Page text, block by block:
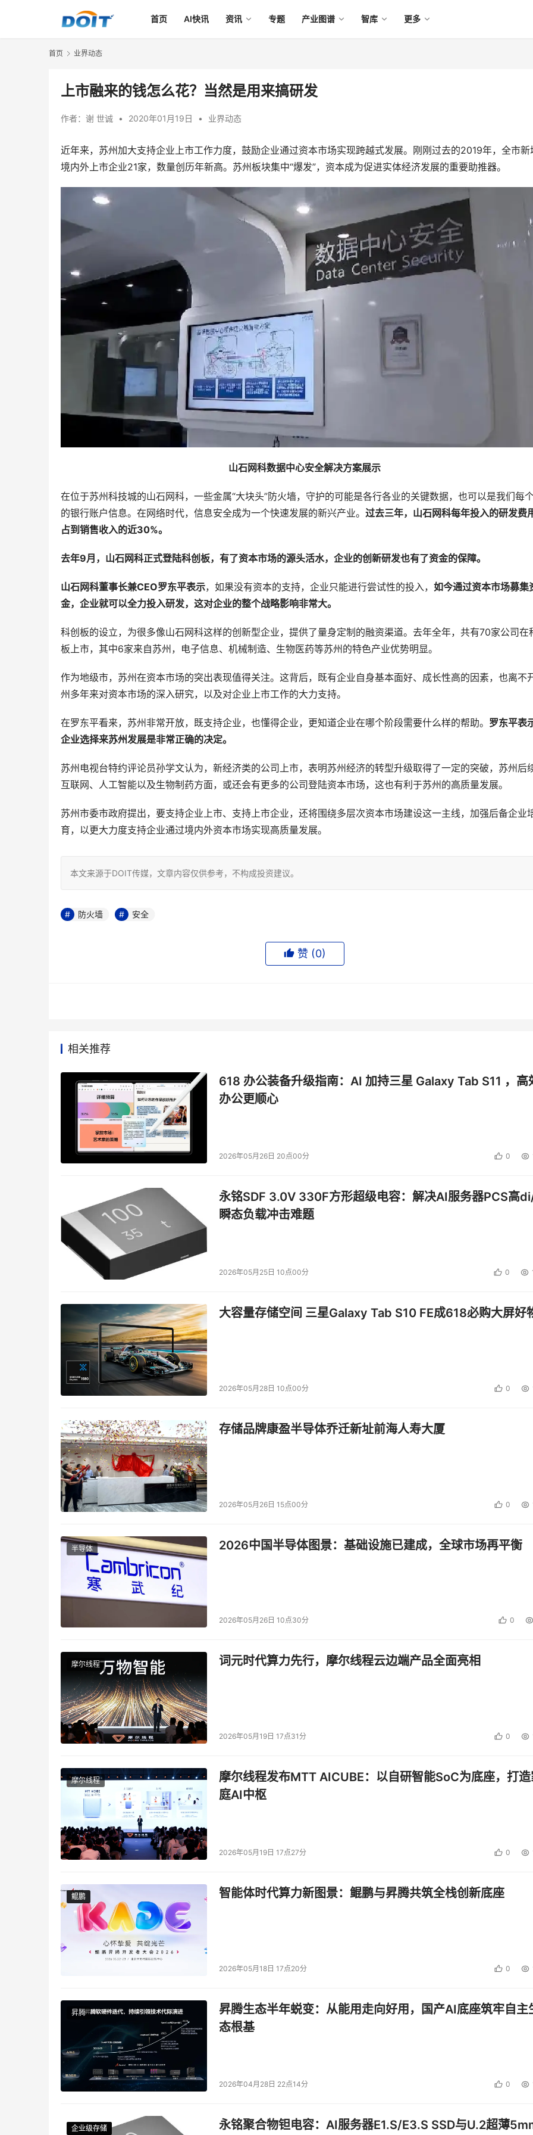
首页 AI快讯 资讯 专题 产业图谱 智库 更多
首页 业界动态
上市融来的钱怎么花？当然是用来搞研发
作者： 谢 世诚 • 2020年01月19日 • 业界动态
近年来，苏州加大支持企业上市工作力度，鼓励企业通过资本市场实现跨越式发展。刚刚过去的2019年，全市新
境内外上市企业21家，数量创历年新高。苏州板块集中“爆发”，资本成为促进实体经济发展的重要助推器。
山石网科数据中心安全解决方案展示
在位于苏州科技城的山石网科，一些金属“大块头”防火墙，守护的可能是各行各业的关键数据，也可以是我们每
的银行账户信息。在网络时代，信息安全成为一个快速发展的新兴产业。 过去三年，山石网科每年投入的研发费
占到销售收入的近30%。
去年9月，山石网科正式登陆科创板，有了资本市场的源头活水，企业的创新研发也有了资金的保障。
山石网科董事长兼CEO罗东平表示，如果没有资本的支持，企业只能进行尝试性的投入， 如今通过资本市场募集
金，企业就可以全力投入研发，这对企业的整个战略影响非常大。
科创板的设立，为很多像山石网科这样的创新型企业，提供了量身定制的融资渠道。去年全年，共有70家公司在
板上市，其中6家来自苏州，电子信息、机械制造、生物医药等苏州的特色产业优势明显。
作为地级市，苏州在资本市场的突出表现值得关注。这背后，既有企业自身基本面好、成长性高的因素，也离不
州多年来对资本市场的深入研究，以及对企业上市工作的大力支持。
在罗东平看来，苏州非常开放，既支持企业，也懂得企业，更知道企业在哪个阶段需要什么样的帮助。 罗东平表
企业选择来苏州发展是非常正确的决定。
苏州电视台特约评论员孙学文认为，新经济类的公司上市，表明苏州经济的转型升级取得了一定的突破，苏州后
互联网、人工智能以及生物制药方面，或还会有更多的公司登陆资本市场，这也有利于苏州的高质量发展。
苏州市委市政府提出，要支持企业上市、支持上市企业，还将围绕多层次资本市场建设这一主线，加强后备企业
育，以更大力度支持企业通过境内外资本市场实现高质量发展。
本文来源于DOIT传媒，文章内容仅供参考，不构成投资建议。
防火墙 安全
赞 (0)
相关推荐
618 办公装备升级指南：AI 加持三星 Galaxy Tab S11 ，高
办公更顺心
2026年05月26日 20点00分 0
永铭SDF 3.0V 330F方形超级电容：解决AI服务器PCS高
瞬态负载冲击难题
2026年05月25日 10点00分 0
大容量存储空间 三星Galaxy Tab S10 FE成618必购大屏好
2026年05月28日 10点00分 0
存储品牌康盈半导体乔迁新址前海人寿大厦
2026年05月26日 15点00分 0
半导体 2026中国半导体图景：基础设施已建成，全球市场再平衡
2026年05月26日 10点30分 0
摩尔线程 词元时代算力先行，摩尔线程云边端产品全面亮相
2026年05月19日 17点31分 0
摩尔线程
摩尔线程发布MTT AICUBE：以自研智能SoC为底座，打
庭AI中枢
2026年05月19日 17点27分 0
鲲鹏
鲲鹏 智能体时代算力新图景：鲲鹏与昇腾共筑全栈创新底座
2026年05月18日 17点20分 0
昇腾
昇腾生态半年蜕变：从能用走向好用，国产AI底座筑牢自主
态根基
2026年04月28日 22点14分 0
企业级存储
企业级存储
企业级存储
企业级存储 永铭聚合物钽电容：AI服务器E1.S/E3.S SSD与U.2超薄